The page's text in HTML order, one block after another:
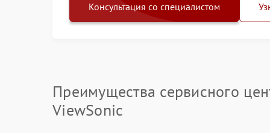
Консультация со специалистом
Преимущества сервисного
ViewSonic